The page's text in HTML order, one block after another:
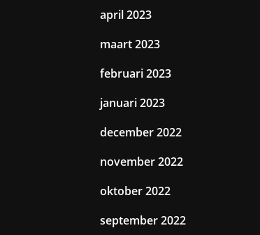
april 2023
maart 2023
februari 2023
januari 2023
december 2022
november 2022
oktober 2022
september 2022